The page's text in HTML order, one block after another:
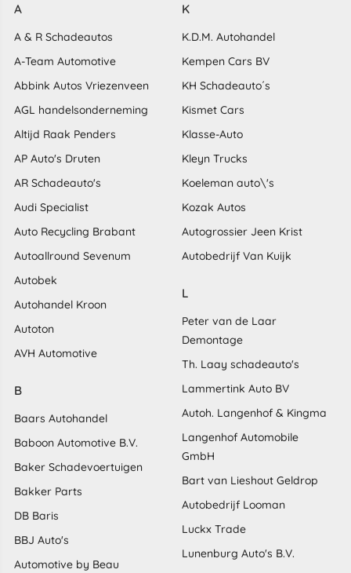
A
A & R Schadeautos
A-Team Automotive
Abbink Autos Vriezenveen
AGL handelsonderneming
Altijd Raak Penders
AP Auto's Druten
AR Schadeauto's
Audi Specialist
Auto Recycling Brabant
Autoallround Sevenum
Autobek
Autohandel Kroon
Autoton
AVH Automotive
B
Baars Autohandel
Baboon Automotive B.V.
Baker Schadevoertuigen
Bakker Parts
DB Baris
BBJ Auto's
Automotive by Beau
K
K.D.M. Autohandel
Kempen Cars BV
KH Schadeauto´s
Kismet Cars
Klasse-Auto
Kleyn Trucks
Koeleman auto\'s
Kozak Autos
Autogrossier Jeen Krist
Autobedrijf Van Kuijk
L
Peter van de Laar
Demontage
Th. Laay schadeauto's
Lammertink Auto BV
Autoh. Langenhof & Kingma
Langenhof Automobile
GmbH
Bart van Lieshout Geldrop
Autobedrijf Looman
Luckx Trade
Lunenburg Auto's B.V.